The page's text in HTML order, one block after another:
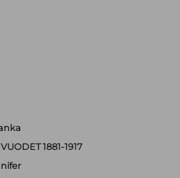
1881-1917